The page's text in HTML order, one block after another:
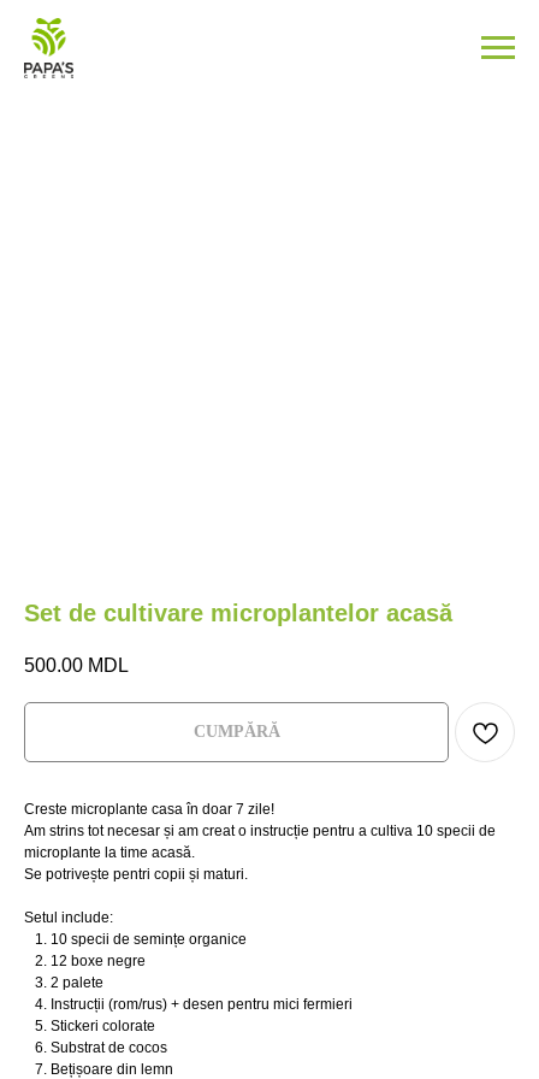
Set de cultivare microplantelor acasă
500.00 MDL
СUMPĂRĂ
Creste microplante casa în doar 7 zile!
Am strins tot necesar și am creat o instrucție pentru a cultiva 10 specii de
microplante la time acasă.
Se potrivește pentri copii și maturi.
Setul include:
10 specii de semințe organice
12 boxe negre
2 palete
Instrucții (rom/rus) + desen pentru mici fermieri
Stickeri colorate
Substrat de cocos
Bețișoare din lemn